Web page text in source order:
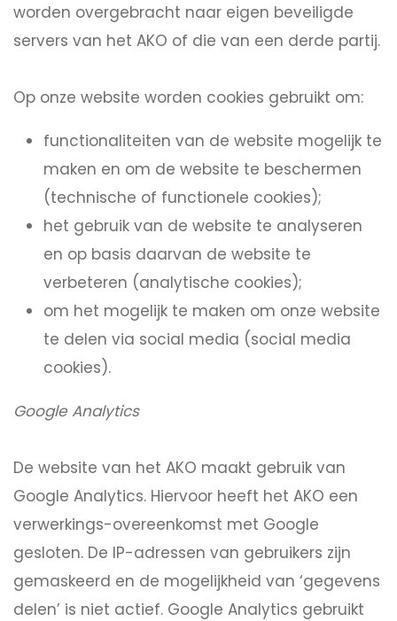
worden overgebracht naar eigen beveiligde
servers van het AKO of die van een derde partij.
Op onze website worden cookies gebruikt om:
functionaliteiten van de website mogelijk te
maken en om de website te beschermen
(technische of functionele cookies);
het gebruik van de website te analyseren
en op basis daarvan de website te
verbeteren (analytische cookies);
om het mogelijk te maken om onze website
te delen via social media (social media
cookies).
Google Analytics
De website van het AKO maakt gebruik van
Google Analytics. Hiervoor heeft het AKO een
verwerkings-overeenkomst met Google
gesloten. De IP-adressen van gebruikers zijn
gemaskeerd en de mogelijkheid van ‘gegevens
delen’ is niet actief. Google Analytics gebruikt